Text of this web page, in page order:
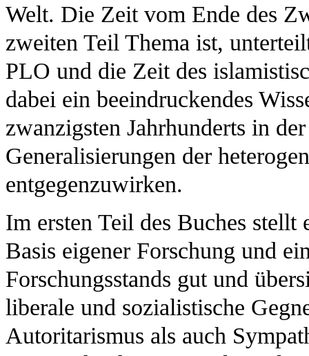
Welt. Die Zeit vom Ende des
zweiten Teil Thema ist,
PLO und die Zeit des
dabei ein beeindruckendes
zwanzigsten Jahrhunderts in
Generalisierungen der
entgegenzuwirken.
Im ersten Teil des Buches stellt
Basis eigener Forschung und
Forschungsstands gut und
liberale und sozialistische
Autoritarismus als auch